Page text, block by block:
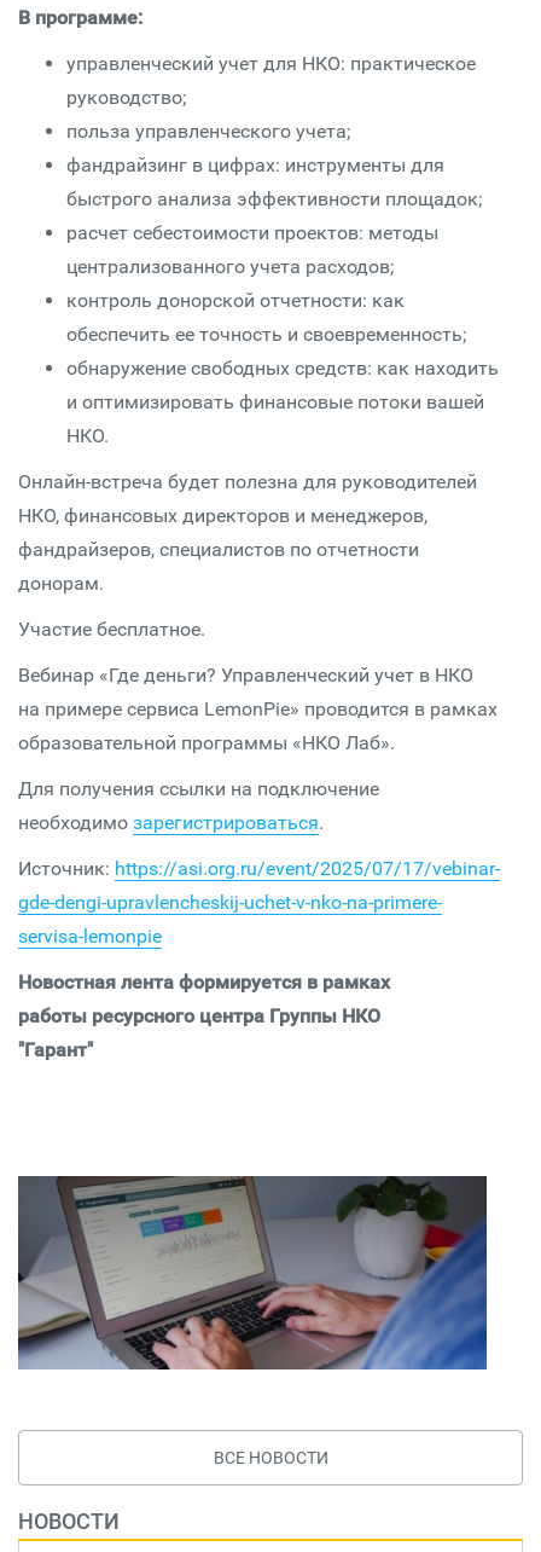
В программе:
управленческий учет для НКО: практическое
руководство;
польза управленческого учета;
фандрайзинг в цифрах: инструменты для
быстрого анализа эффективности площадок;
расчет себестоимости проектов: методы
централизованного учета расходов;
контроль донорской отчетности: как
обеспечить ее точность и своевременность;
обнаружение свободных средств: как находить
и оптимизировать финансовые потоки вашей
НКО.
Онлайн-встреча будет полезна для руководителей
НКО, финансовых директоров и менеджеров,
фандрайзеров, специалистов по отчетности
донорам.
Участие бесплатное.
Вебинар «Где деньги? Управленческий учет в НКО
на примере сервиса LemonPie» проводится в рамках
образовательной программы «НКО Лаб».
Для получения ссылки на подключение
необходимо зарегистрироваться.
Источник: https://asi.org.ru/event/2025/07/17/vebinar-
gde-dengi-upravlencheskij-uchet-v-nko-na-primere-
servisa-lemonpie
Новостная лента формируется в рамках
работы ресурсного центра Группы НКО
"Гарант"
ВСЕ НОВОСТИ
НОВОСТИ